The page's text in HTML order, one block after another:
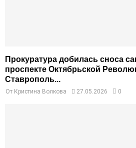
Прокуратура добилась сноса
проспекте Октябрьской
Ставрополь...
От Кристина Волкова 27.05.2026 0